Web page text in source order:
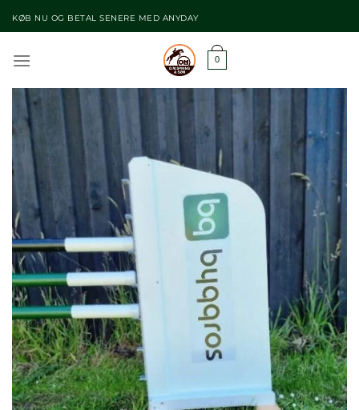
til
KØB NU OG BETAL SENERE MED ANYDAY
0